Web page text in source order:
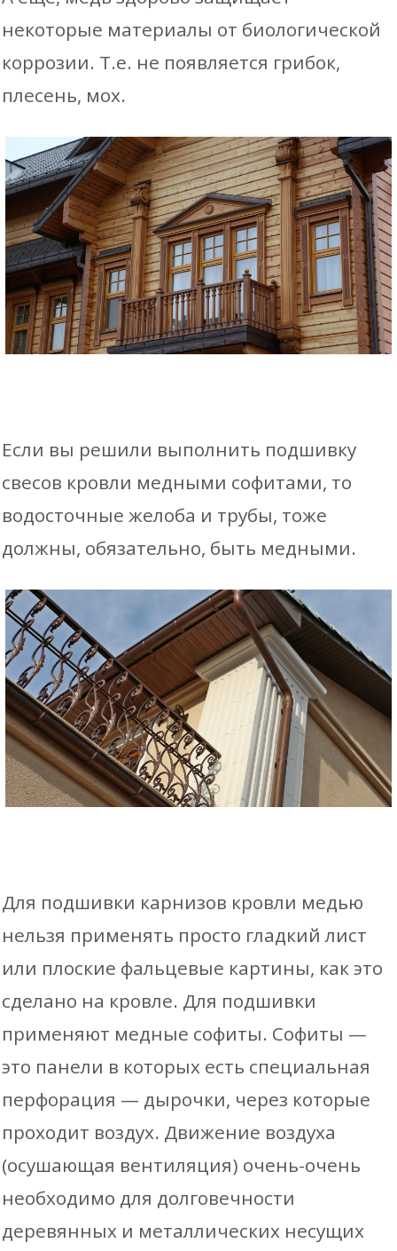
некоторые материалы от биологической
коррозии. Т.е. не появляется грибок,
плесень, мох.
Если вы решили выполнить подшивку
свесов кровли медными софитами, то
водосточные желоба и трубы, тоже
должны, обязательно, быть медными.
Для подшивки карнизов кровли медью
нельзя применять просто гладкий лист
или плоские фальцевые картины, как это
сделано на кровле. Для подшивки
применяют медные софиты. Софиты —
это панели в которых есть специальная
перфорация — дырочки, через которые
проходит воздух. Движение воздуха
(осушающая вентиляция) очень-очень
необходимо для долговечности
деревянных и металлических несущих